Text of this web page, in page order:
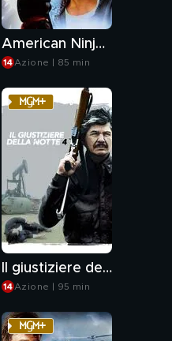
American Ninja II
Azione | 85 min
Il giustiziere della notte 4
Azione | 95 min